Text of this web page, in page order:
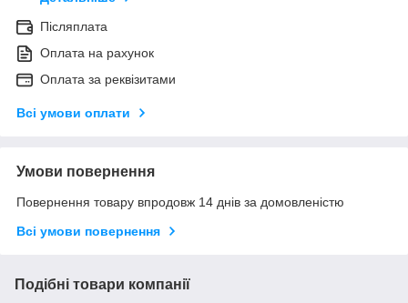
Післяплата
Оплата на рахунок
Оплата за реквізитами
Всі умови оплати
Умови повернення
Повернення товару впродовж 14 днів за домовленістю
Всі умови повернення
Подібні товари компанії